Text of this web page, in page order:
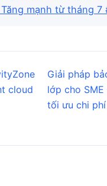
Tăng mạnh từ tháng 7
cloud
Giải pháp
lớp cho
tối ưu chi